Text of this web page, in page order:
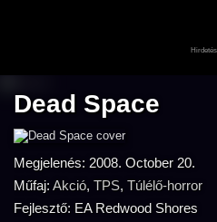
Dead Space
Megjelenés: 2008. October 20.
Műfaj: Akció, TPS, Túlélő-horror
Fejlesztő: EA Redwood Shores